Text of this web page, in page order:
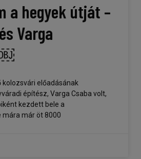
a hegyek útját –
Varga
kolozsvári előadásának
építész, Varga Csaba volt,
kezdett bele a
mára már öt 8000